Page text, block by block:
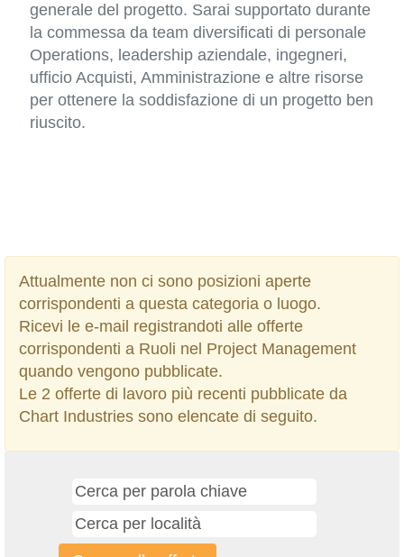
generale del progetto. Sarai supportato durante
la commessa da team diversificati di personale
Operations, leadership aziendale, ingegneri,
ufficio Acquisti, Amministrazione e altre risorse
per ottenere la soddisfazione di un progetto ben
riuscito.
Attualmente non ci sono posizioni aperte
corrispondenti a questa categoria o luogo.
Ricevi le e-mail registrandoti alle offerte
corrispondenti a Ruoli nel Project Management
quando vengono pubblicate.
Le 2 offerte di lavoro più recenti pubblicate da
Chart Industries sono elencate di seguito.